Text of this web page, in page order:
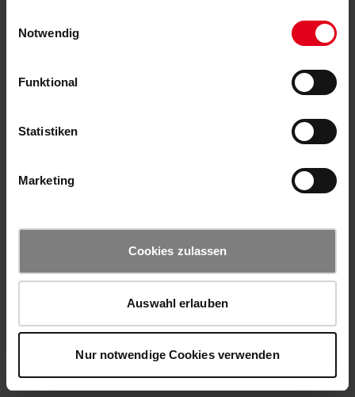
Notwendig
Funktional
Statistiken
Marketing
Cookies zulassen
Auswahl erlauben
Nur notwendige Cookies verwenden